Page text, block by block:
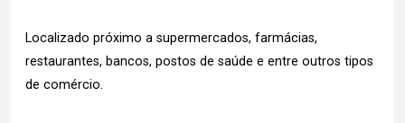
Localizado próximo a supermercados, farmácias,
restaurantes, bancos, postos de saúde e entre outros tipos
de comércio.